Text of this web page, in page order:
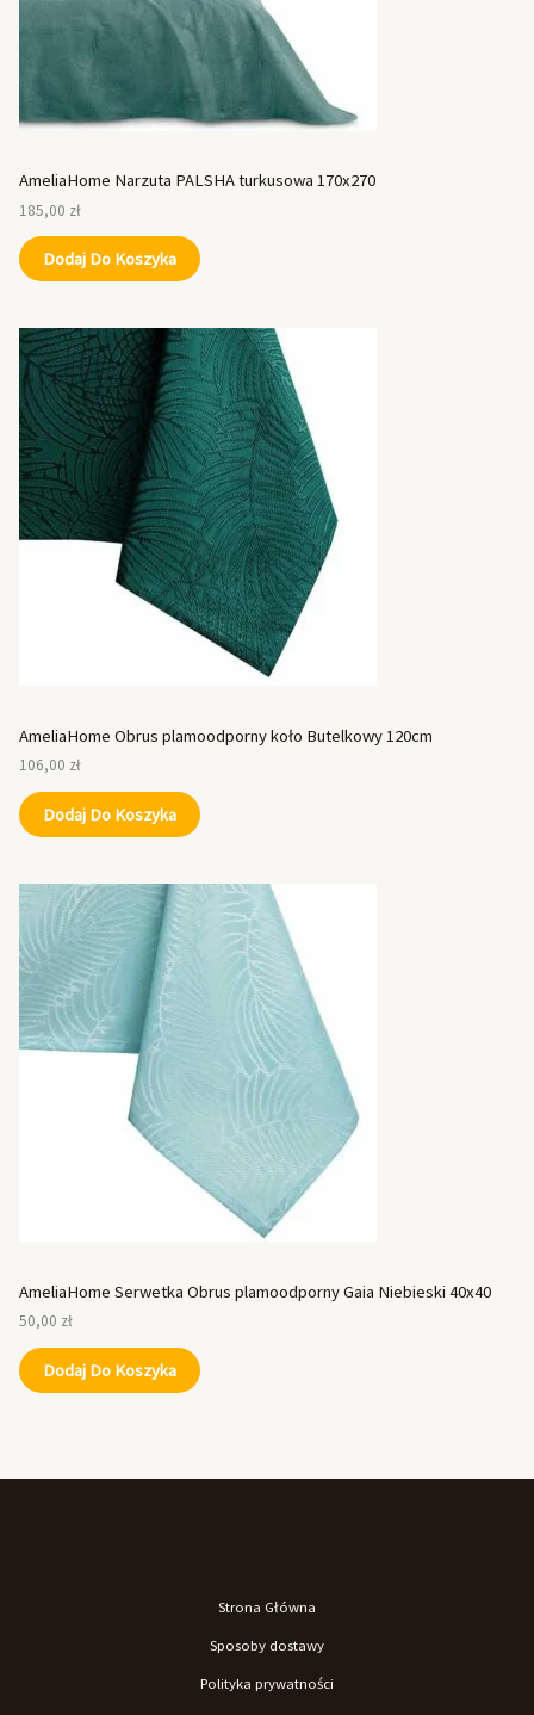
AmeliaHome Narzuta PALSHA turkusowa 170x270
185,00 zł
Dodaj Do Koszyka
AmeliaHome Obrus plamoodporny koło Butelkowy 120cm
106,00 zł
Dodaj Do Koszyka
AmeliaHome Serwetka Obrus plamoodporny Gaia Niebieski 40x40
50,00 zł
Dodaj Do Koszyka
Strona Główna
Sposoby dostawy
Polityka prywatności